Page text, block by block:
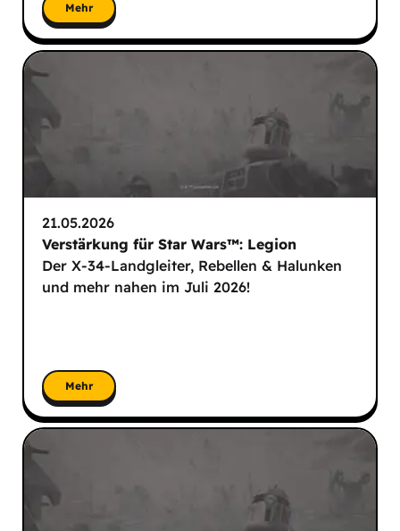
Mehr
21.05.2026
Verstärkung für Star Wars™: Legion
Der X-34-Landgleiter, Rebellen & Halunken
und mehr nahen im Juli 2026!
Mehr